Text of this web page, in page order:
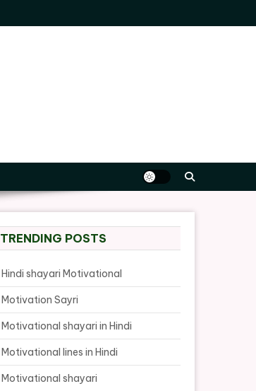
TRENDING POSTS
Hindi shayari Motivational
Motivation Sayri
Motivational shayari in Hindi
Motivational lines in Hindi
Motivational shayari